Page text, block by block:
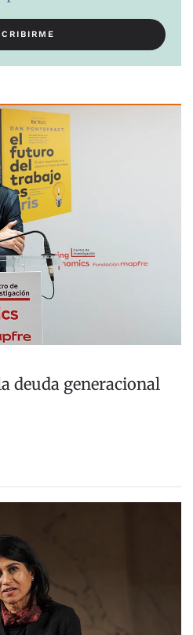
deuda generacional